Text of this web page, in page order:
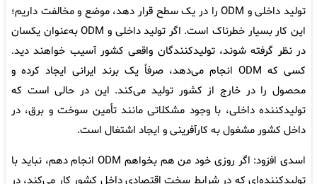
تولید داخلی و ODM را در یک سطح قرار دهد، موضع و مخالفت داریم؛
این کار بسیار خطرناک است. اگر تولید داخلی و ODM به‌عنوان یکسان
در نظر گرفته شوند، تولیدکنندگان واقعی کشور آسیب خواهند دید.
کسی که ODM انجام می‌دهد، صرفاً یک برند ایرانی ایجاد کرده و
محصول را در خارج از کشور تولید می‌کند. این در حالی است که
تولیدکننده داخلی، با وجود مشکلاتی مانند تأمین سوخت و برق، در
داخل کشور مشغول به کارآفرینی و ایجاد اشتغال است.
اسدی افزود: اگر روزی خود من هم بخواهم ODM انجام دهم، نباید با
تولیدکننده‌ای که در شرایط سخت اقتصادی داخل کشور کار می‌کند، در